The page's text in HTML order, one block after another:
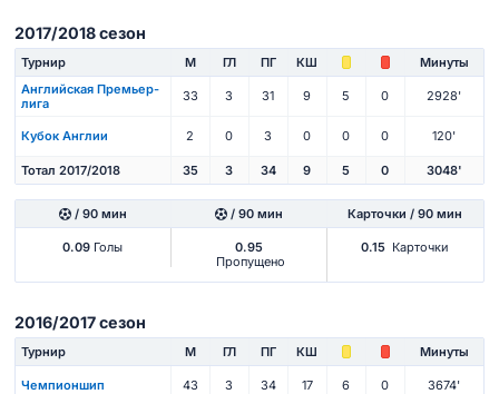
2017/2018 сезон
Турнир М ГЛ ПГ КШ
Минуты
Английская Премьер-
лига
33 3 31 9 5 0 2928'
Кубок Англии 2 0 3 0 0 0 120'
Тотал 2017/2018 35 3 34 9 5 0 3048'
/ 90 мин / 90 мин Карточки / 90 мин
0.09 Голы
0.95
Пропущено
0.15 Карточки
2016/2017 сезон
Турнир М ГЛ ПГ КШ Минуты
Чемпионшип 43 3 34 17 6 0 3674'